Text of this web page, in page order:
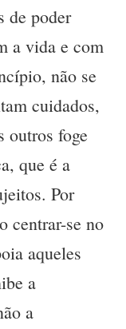
de poder
a vida e com
não se
cuidados,
outros foge
que é a
Por
centrar-se no
aqueles
a
a